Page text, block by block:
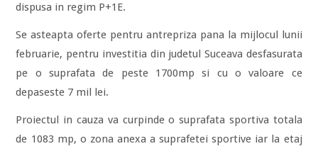
dispusa in regim P+1E.
Se asteapta oferte pentru antrepriza pana la mijlocul lunii
februarie, pentru investitia din judetul Suceava desfasurata
pe o suprafata de peste 1700mp si cu o valoare ce
depaseste 7 mil lei.
Proiectul in cauza va curpinde o suprafata sportiva totala
de 1083 mp, o zona anexa a suprafetei sportive iar la etaj